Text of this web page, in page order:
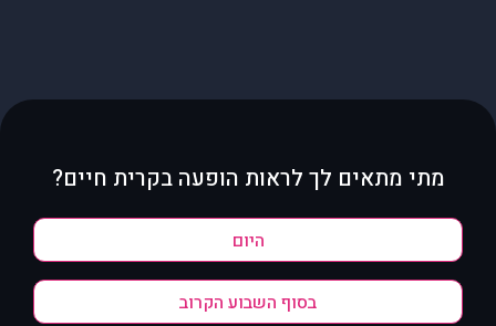
מתי מתאים לך לראות הופעה בקרית חיים?
היום
בסוף השבוע הקרוב